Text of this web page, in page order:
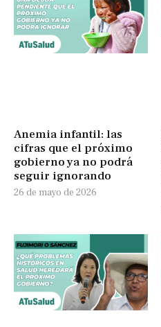
Anemia infantil: las
cifras que el próximo
gobierno ya no podrá
seguir ignorando
26 de mayo de 2026